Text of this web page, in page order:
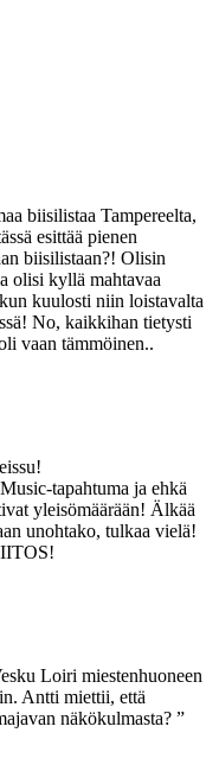
biisilistaa Tampereelta,
esittää pienen
biisilistaan?! Olisin
olisi kyllä mahtavaa
kuulosti niin loistavalta
No, kaikkihan tietysti
vaan tämmöinen..
tapahtuma ja ehkä
yleisömäärään! Älkää
unohtako, tulkaa vielä!
Loiri miestenhuoneen
Antti miettii, että
näkökulmasta? ”